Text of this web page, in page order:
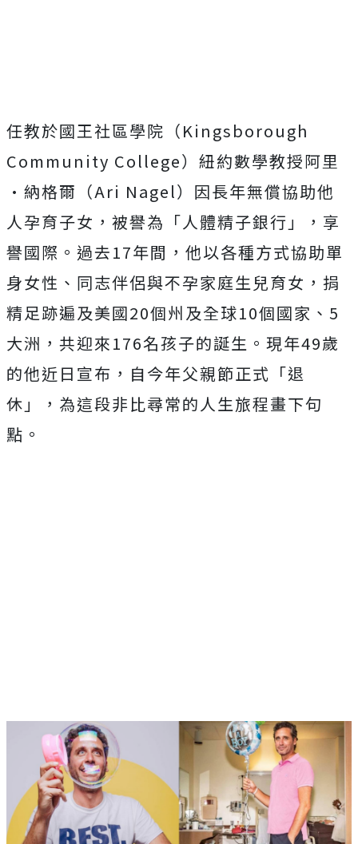
任教於國王社區學院（Kingsborough
Community College）紐約數學教授阿里
·納格爾（Ari Nagel）因長年無償協助他
人孕育子女，被譽為「人體精子銀行」，享
譽國際。過去17年間，他以各種方式協助單
身女性、同志伴侶與不孕家庭生兒育女，捐
精足跡遍及美國20個州及全球10個國家、5
大洲，共迎來176名孩子的誕生。現年49歲
的他近日宣布，自今年父親節正式「退
休」，為這段非比尋常的人生旅程畫下句
點。